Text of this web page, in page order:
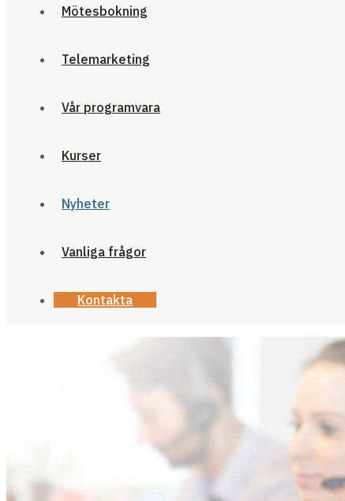
Mötesbokning
Telemarketing
Vår programvara
Kurser
Nyheter
Vanliga frågor
Kontakta